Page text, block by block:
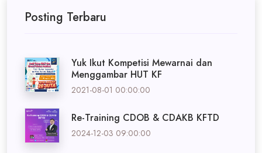
Posting Terbaru
Yuk Ikut Kompetisi Mewarnai dan
Menggambar HUT KF
2021-08-01 00:00:00
Re-Training CDOB & CDAKB KFTD
2024-12-03 09:00:00